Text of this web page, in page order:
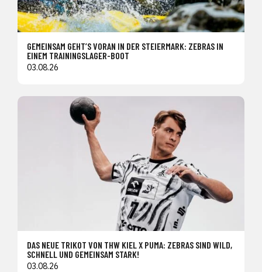
GEMEINSAM GEHT’S VORAN IN DER STEIERMARK: ZEBRAS IN
EINEM TRAININGSLAGER-BOOT
03.08.26
DAS NEUE TRIKOT VON THW KIEL X PUMA: ZEBRAS SIND WILD,
SCHNELL UND GEMEINSAM STARK!
03.08.26